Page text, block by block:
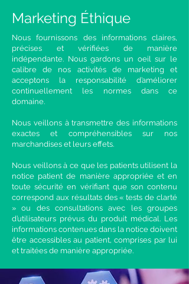
Marketing Éthique
Nous fournissons des informations claires,
précises et vérifiées de manière
indépendante. Nous gardons un oeil sur le
calibre de nos activités de marketing et
acceptons la responsabilité d’améliorer
continuellement les normes dans ce
domaine.
Nous veillons à transmettre des informations
exactes et compréhensibles sur nos
marchandises et leurs effets.
Nous veillons à ce que les patients utilisent la
notice patient de manière appropriée et en
toute sécurité en vérifiant que son contenu
correspond aux résultats des « tests de clarté
» ou des consultations avec les groupes
d’utilisateurs prévus du produit médical. Les
informations contenues dans la notice doivent
être accessibles au patient, comprises par lui
et traitées de manière appropriée.